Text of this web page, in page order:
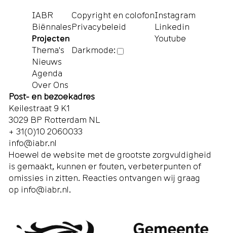
IABR
Biënnales
Projecten
Thema's
Nieuws
Agenda
Over Ons
Copyright en colofon
Privacybeleid
Darkmode:
Instagram
Linkedin
Youtube
Post- en bezoekadres
Keilestraat 9 K1
3029 BP Rotterdam NL
+ 31(0)10 2060033
info@iabr.nl
Hoewel de website met de grootste zorgvuldigheid
is gemaakt, kunnen er fouten, verbeterpunten of
omissies in zitten. Reacties ontvangen wij graag
op info@iabr.nl.